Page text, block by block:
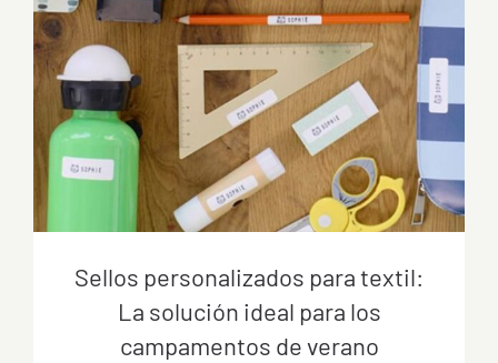
Sellos personalizados para textil:
La solución ideal para los
campamentos de verano